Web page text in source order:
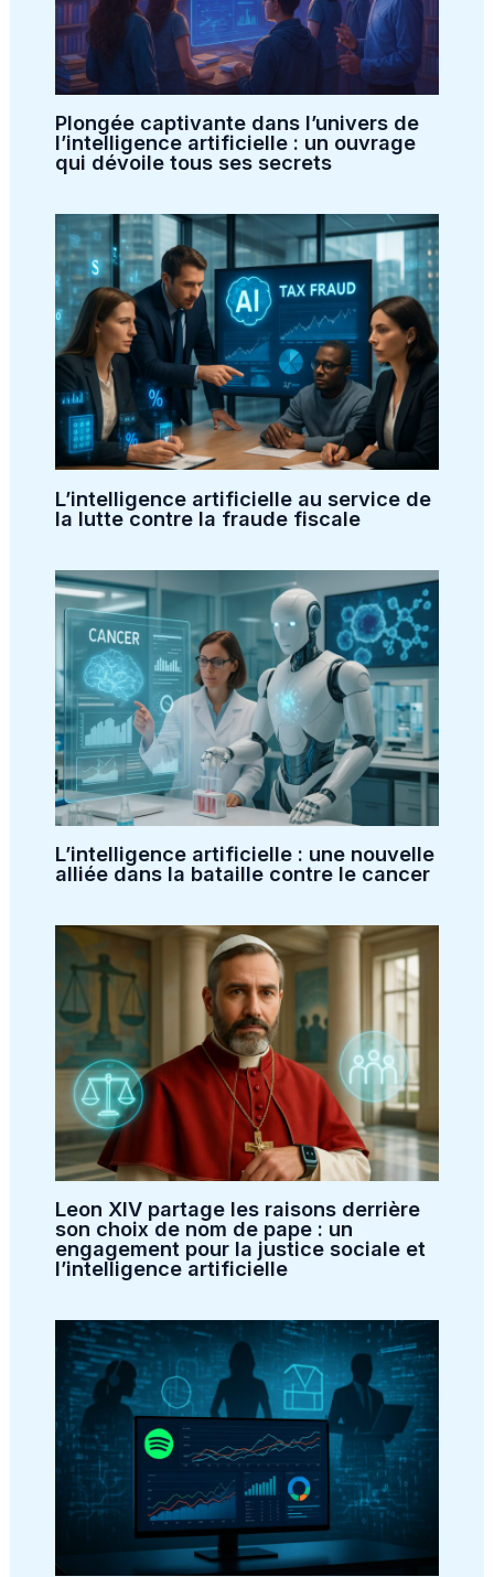
Plongée captivante dans l’univers de
l’intelligence artificielle : un ouvrage
qui dévoile tous ses secrets
L’intelligence artificielle au service de
la lutte contre la fraude fiscale
L’intelligence artificielle : une nouvelle
alliée dans la bataille contre le cancer
Leon XIV partage les raisons derrière
son choix de nom de pape : un
engagement pour la justice sociale et
l’intelligence artificielle